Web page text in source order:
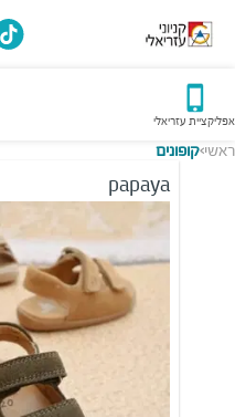
אפליקציית עזריאלי
ראשי>קופונים
papaya